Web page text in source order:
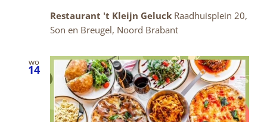
Restaurant 't Kleijn Geluck Raadhuisplein 20,
Son en Breugel, Noord Brabant
wo
14